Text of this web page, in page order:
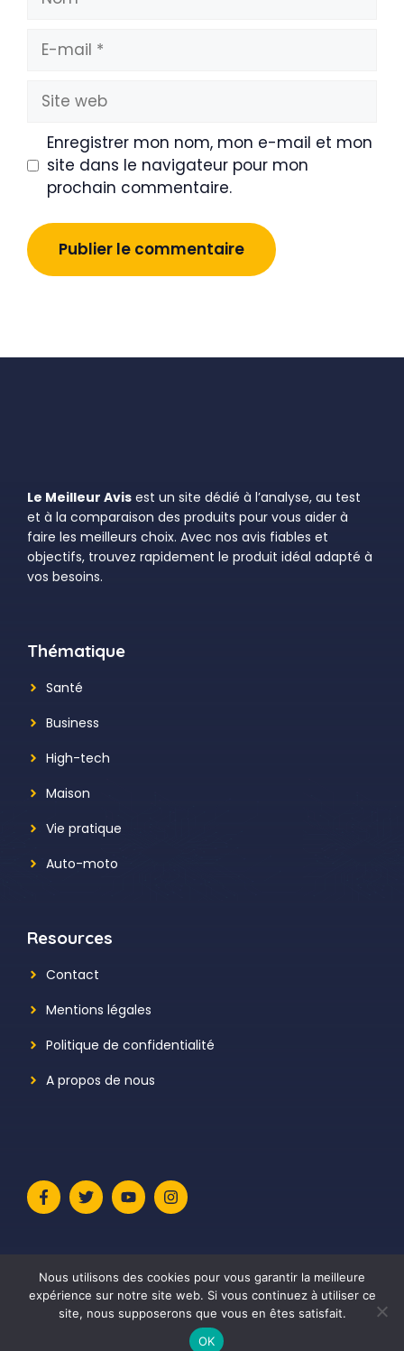
mail
Site
web
Enregistrer mon nom, mon e-mail et mon
site dans le navigateur pour mon
prochain commentaire.
Le Meilleur Avis est un site dédié à l’analyse, au test
et à la comparaison des produits pour vous aider à
faire les meilleurs choix. Avec nos avis fiables et
objectifs, trouvez rapidement le produit idéal adapté à
vos besoins.
Thématique
Santé
Business
High-tech
Maison
Vie pratique
Auto-moto
Resources
Contact
Mentions légales
Politique de confidentialité
A propos de nous
• Construit avec
Nous utilisons des cookies pour vous garantir la meilleure
expérience sur notre site web. Si vous continuez à utiliser ce
site, nous supposerons que vous en êtes satisfait.
OK